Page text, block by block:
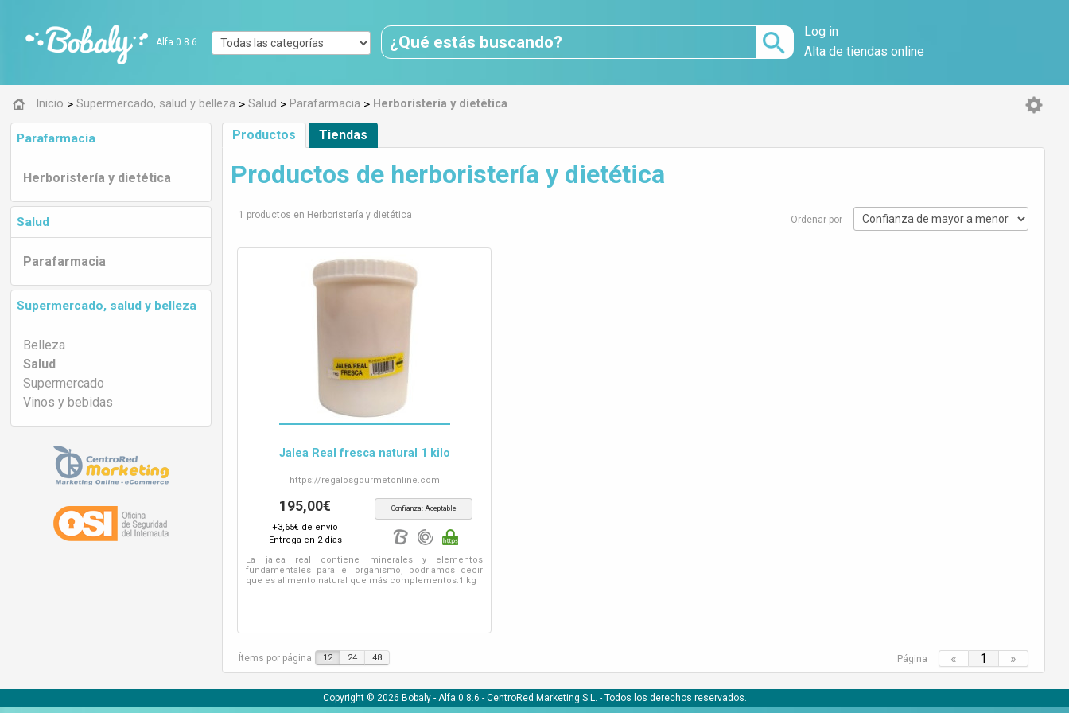
Alfa 0.8.6
Log in
Alta de tiendas online
Inicio > Supermercado, salud y belleza > Salud > Parafarmacia > Herboristería y dietética
Parafarmacia
Herboristería y dietética
Salud
Parafarmacia
Supermercado, salud y belleza
Belleza
Salud
Supermercado
Vinos y bebidas
Productos Tiendas
Productos de herboristería y dietética
1 productos en Herboristería y dietética Ordenar por
Jalea Real fresca natural 1 kilo
https://regalosgourmetonline.com
195,00€
+3,65€ de envío
Entrega en 2 días
Confianza: Aceptable
La jalea real contiene minerales y elementos
fundamentales para el organismo, podríamos decir
que es alimento natural que más complementos.1 kg
Ítems por página 12 24 48 Página « 1 »
Copyright © 2026 Bobaly - Alfa 0.8.6 - CentroRed Marketing S.L. - Todos los derechos reservados.